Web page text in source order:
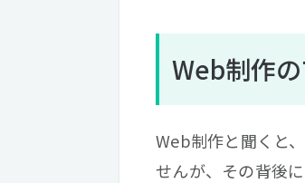
Web制作
Web制作と聞くと
せんが、その背後